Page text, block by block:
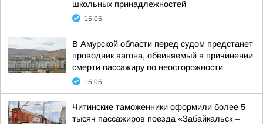
школьных принадлежностей
15:05
В Амурской области перед судом предстанет
проводник вагона, обвиняемый в причинении
смерти пассажиру по неосторожности
15:05
Читинские таможенники оформили более 5
тысяч пассажиров поезда «Забайкальск –